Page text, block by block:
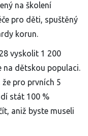
na školení
pro děti, spuštěný
korun.
vyskolit 1 200
na dětskou populaci.
pro prvních 5
stát 100 %
aniž byste museli